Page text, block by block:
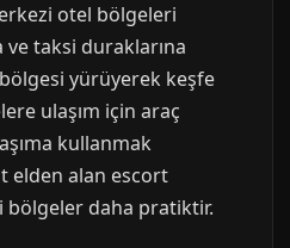
otel bölgeleri
taksi duraklarına
bölgesi yürüyerek keşfe
ulaşım için araç
kullanmak
elden alan escort
daha pratiktir.